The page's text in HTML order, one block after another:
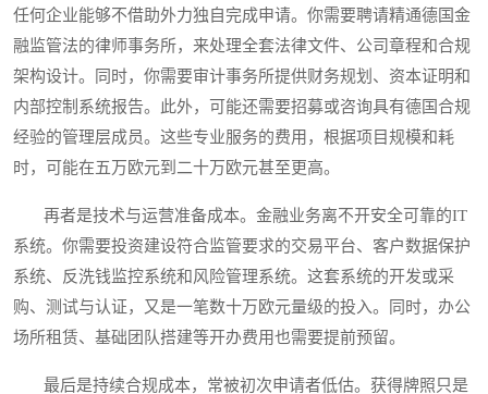
任何企业能够不借助外力独自完成申请。你需要聘请精通德国金
融监管法的律师事务所，来处理全套法律文件、公司章程和合规
架构设计。同时，你需要审计事务所提供财务规划、资本证明和
内部控制系统报告。此外，可能还需要招募或咨询具有德国合规
经验的管理层成员。这些专业服务的费用，根据项目规模和耗
时，可能在五万欧元到二十万欧元甚至更高。
再者是技术与运营准备成本。金融业务离不开安全可靠的IT
系统。你需要投资建设符合监管要求的交易平台、客户数据保护
系统、反洗钱监控系统和风险管理系统。这套系统的开发或采
购、测试与认证，又是一笔数十万欧元量级的投入。同时，办公
场所租赁、基础团队搭建等开办费用也需要提前预留。
最后是持续合规成本，常被初次申请者低估。获得牌照只是